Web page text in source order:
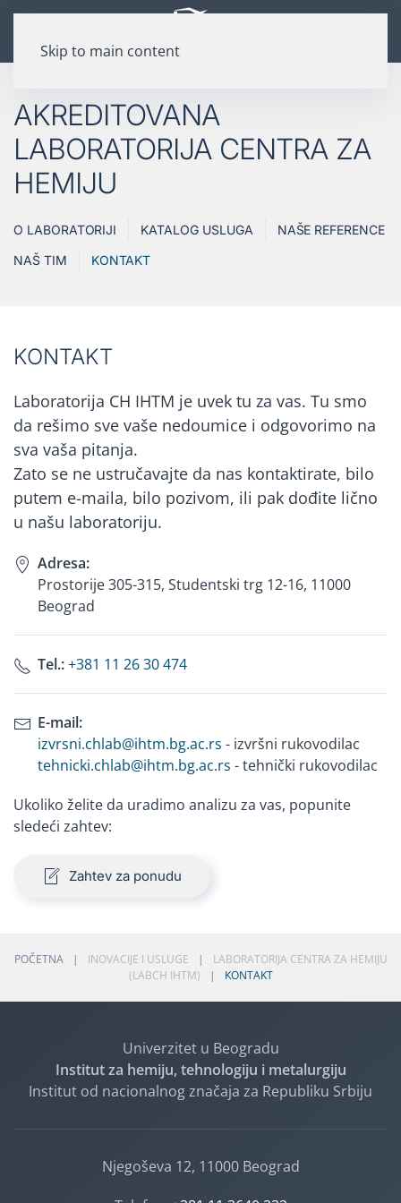
Skip to main content
AKREDITOVANA
LABORATORIJA CENTRA ZA
HEMIJU
O LABORATORIJI KATALOG USLUGA
NAŠE REFERENCE
NAŠ TIM
KONTAKT
KONTAKT
Laboratorija CH IHTM je uvek tu za vas. Tu smo
da rešimo sve vaše nedoumice i odgovorimo na
sva vaša pitanja.
Zato se ne ustručavajte da nas kontaktirate, bilo
putem e-maila, bilo pozivom, ili pak dođite lično
u našu laboratoriju.
Adresa:
Prostorije 305-315, Studentski trg 12-16, 11000
Beograd
Tel.:+381 11 26 30 474
E-mail:
izvrsni.chlab@ihtm.bg.ac.rs - izvršni rukovodilac
tehnicki.chlab@ihtm.bg.ac.rs - tehnički rukovodilac
Ukoliko želite da uradimo analizu za vas, popunite
sledeći zahtev:
Zahtev za ponudu
POČETNA INOVACIJE I USLUGE
LABORATORIJA CENTRA ZA HEMIJU
(LABCH IHTM)
KONTAKT
Univerzitet u Beogradu
Institut za hemiju, tehnologiju i metalurgiju
Institut od nacionalnog značaja za Republiku Srbiju
Njegoševa 12, 11000 Beograd